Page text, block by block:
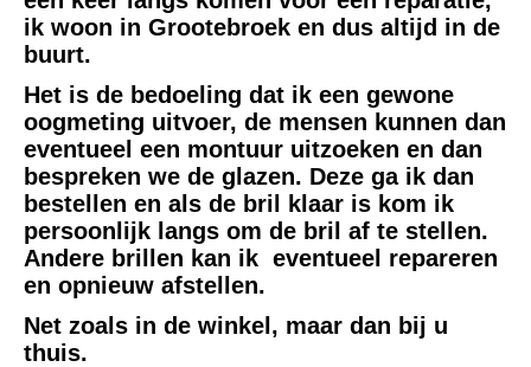
ik woon in Grootebroek en dus altijd in de
buurt.
Het is de bedoeling dat ik een gewone
oogmeting uitvoer, de mensen kunnen dan
eventueel een montuur uitzoeken en dan
bespreken we de glazen. Deze ga ik dan
bestellen en als de bril klaar is kom ik
persoonlijk langs om de bril af te stellen.
Andere brillen kan ik eventueel repareren
en opnieuw afstellen.
Net zoals in de winkel, maar dan bij u
thuis.